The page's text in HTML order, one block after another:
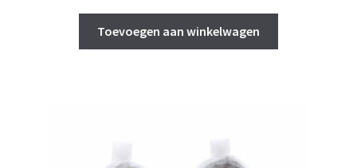
Toevoegen aan winkelwagen